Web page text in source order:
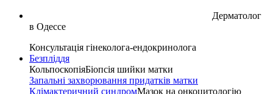
Дерматолог
в Одессе
Консультація гінеколога-ендокринолога
Безпліддя
КольпоскопіяБіопсія шийки матки
Запальні захворювання придатків матки
Клімактеричний синдромМазок на онкоцитологiю